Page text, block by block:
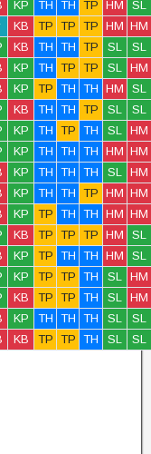
KP TH TH TP HM
SL
KB TP TP TP HM HM
KB TH TH TP SL
SL
KP TH TP TP SL HM
KP TP TH TH HM
SL
KB TH TH TP SL
SL
KP TH TP TH SL HM
KP TH TH TH HM HM
KP TH TH TH SL HM
KP TH TH TP HM HM
KP TP TH TH HM HM
KB TP TP TP HM
SL
KP TP TH TH HM
SL
KP TP TP TH SL HM
KB TP TP TH SL HM
KP TH TH TH SL
SL
KB TP TP TH SL SL